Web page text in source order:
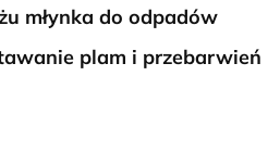
młynka do odpadów
plam i przebarwień